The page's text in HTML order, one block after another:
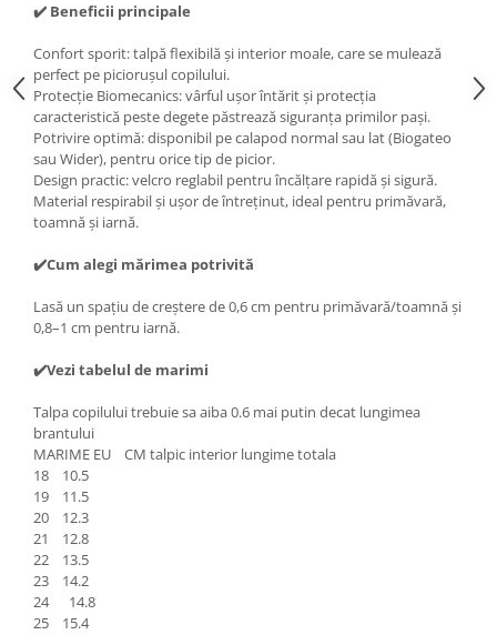
✔️ Beneficii principale
Confort sporit: talpă flexibilă și interior moale, care se mulează
perfect pe piciorușul copilului.
Protecție Biomecanics: vârful ușor întărit și protecția
caracteristică peste degete păstrează siguranța primilor pași.
Potrivire optimă: disponibil pe calapod normal sau lat (Biogateo
sau Wider), pentru orice tip de picior.
Design practic: velcro reglabil pentru încălțare rapidă și sigură.
Material respirabil și ușor de întreținut, ideal pentru primăvară,
toamnă și iarnă.
✔️Cum alegi mărimea potrivită
Lasă un spațiu de creștere de 0,6 cm pentru primăvară/toamnă și
0,8–1 cm pentru iarnă.
✔️Vezi tabelul de marimi
Talpa copilului trebuie sa aiba 0.6 mai putin decat lungimea
brantului
MARIME EU CM talpic interior lungime totala
18 10.5
19 11.5
20 12.3
21 12.8
22 13.5
23 14.2
24 14.8
25 15.4